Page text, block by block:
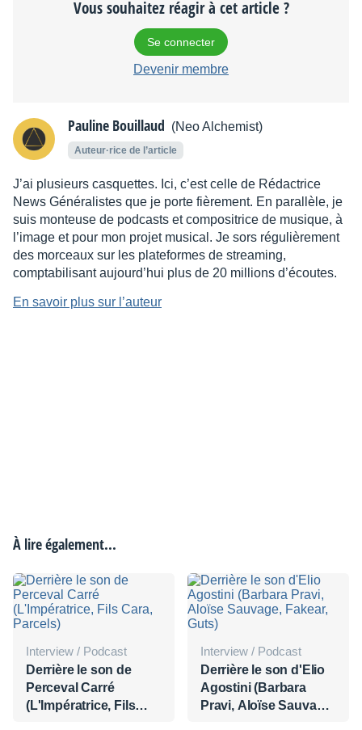
Vous souhaitez réagir à cet article ?
Se connecter
Devenir membre
Pauline Bouillaud (Neo Alchemist)
Auteur·rice de l’article
J’ai plusieurs casquettes. Ici, c’est celle de Rédactrice
News Généralistes que je porte fièrement. En parallèle, je
suis monteuse de podcasts et compositrice de musique, à
l’image et pour mon projet musical. Je sors régulièrement
des morceaux sur les plateformes de streaming,
comptabilisant aujourd’hui plus de 20 millions d’écoutes.
En savoir plus sur l’auteur
À lire également...
Interview / Podcast
Derrière le son de
Perceval Carré
(L'Impératrice, Fils
Interview / Podcast
Derrière le son d'Elio
Agostini (Barbara
Pravi, Aloïse Sauvage,